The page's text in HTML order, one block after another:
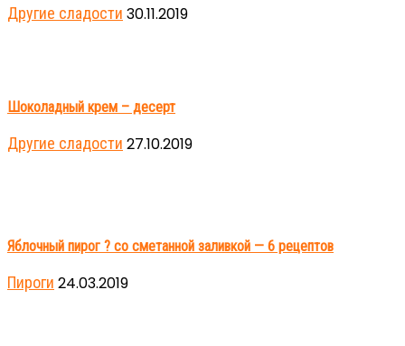
Другие сладости 30.11.2019
Шоколадный крем – десерт
Другие сладости 27.10.2019
Яблочный пирог ? со сметанной заливкой — 6 рецептов
Пироги 24.03.2019